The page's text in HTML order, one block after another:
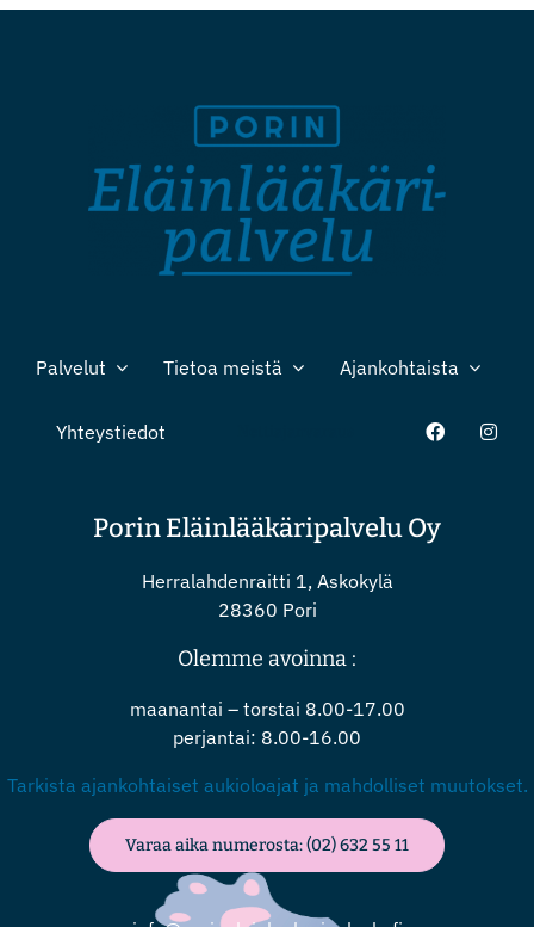
Palvelut Tietoa meistä Ajankohtaista
Yhteystiedot
Porin Eläinlääkäripalvelu Oy
Herralahdenraitti 1, Askokylä
28360 Pori
Olemme avoinna :
maanantai – torstai 8.00-17.00
perjantai: 8.00-16.00
Tarkista ajankohtaiset aukioloajat ja mahdolliset muutokset.
Varaa aika numerosta: (02) 632 55 11